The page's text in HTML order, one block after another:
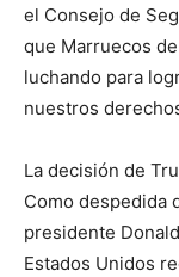
el Consejo de
que Marruecos
luchando para
nuestros
La decisión de
Como despedida
presidente
Estados Unidos